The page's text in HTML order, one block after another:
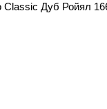
Classic Дуб Ройял